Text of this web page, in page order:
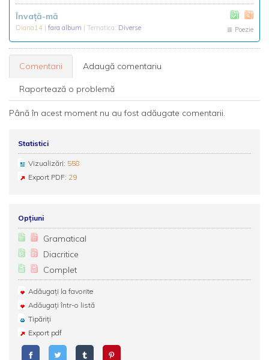
Învață-mă
Diana14 | fara album | Tematica: Diverse Poezie
Comentarii Adaugă comentariu
Raportează o problemă
Până în acest moment nu au fost adăugate comentarii.
Statistici
Vizualizări: 558
Export PDF: 29
Opțiuni
Gramatical
Diacritice
Complet
Adăugați la favorite
Adăugați într-o listă
Tipăriți
Export pdf